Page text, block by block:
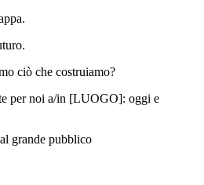
ciò che costruiamo?
per noi a/in [LUOGO]: oggi e
grande pubblico